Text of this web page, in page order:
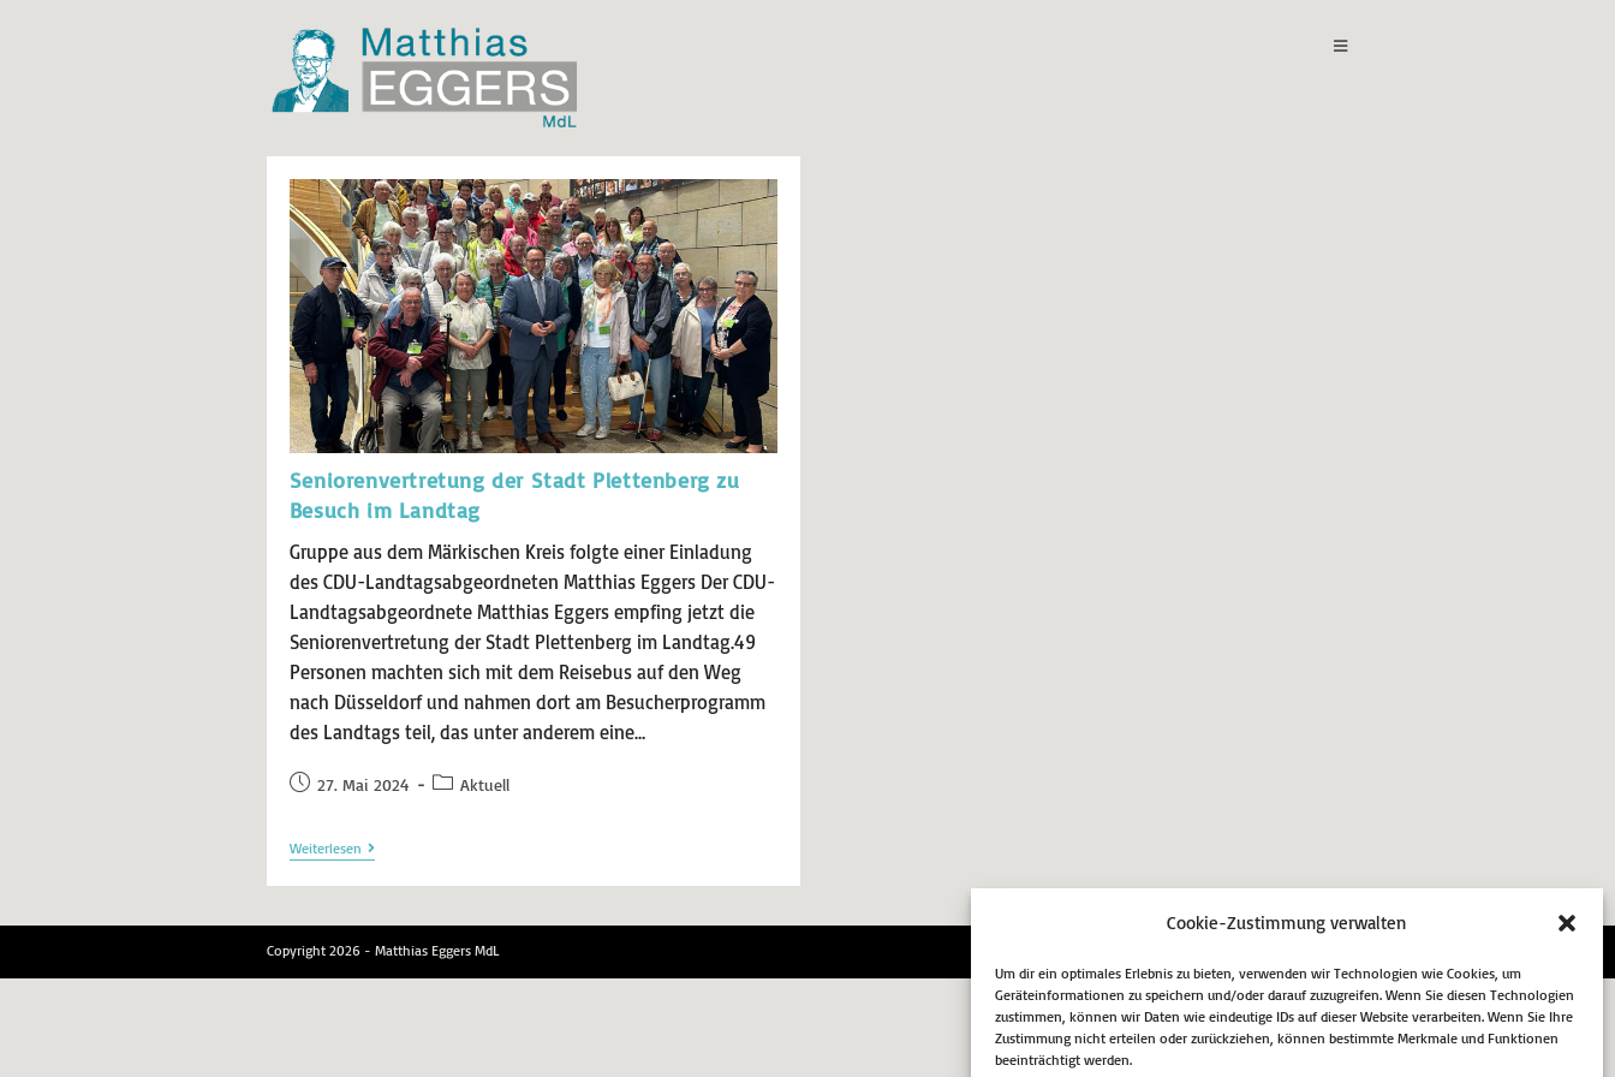
Cookie-Zustimmung verwalten
Um dir ein optimales Erlebnis zu bieten, verwenden wir Technologien wie Cookies, um
Geräteinformationen zu speichern und/oder darauf zuzugreifen. Wenn Sie diesen Technologien
zustimmen, können wir Daten wie eindeutige IDs auf dieser Website verarbeiten. Wenn Sie Ihre
Zustimmung nicht erteilen oder zurückziehen, können bestimmte Merkmale und Funktionen
beeinträchtigt werden.
Seniorenvertretung der Stadt Plettenberg zu
Besuch im Landtag
Gruppe aus dem Märkischen Kreis folgte einer Einladung
des CDU-Landtagsabgeordneten Matthias Eggers Der CDU-
Landtagsabgeordnete Matthias Eggers empfing jetzt die
Seniorenvertretung der Stadt Plettenberg im Landtag.49
Personen machten sich mit dem Reisebus auf den Weg
nach Düsseldorf und nahmen dort am Besucherprogramm
des Landtags teil, das unter anderem eine…
27. Mai 2024 Aktuell
Weiterlesen
Copyright 2026 - Matthias Eggers MdL